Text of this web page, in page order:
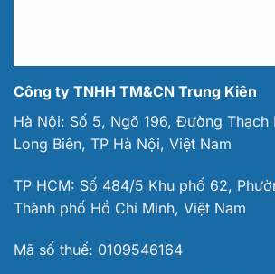
Công ty TNHH TM&CN Trung Kiên
Hà Nội: Số 5, Ngõ 196, Đường Thạch
Long Biên, TP Hà Nội, Việt Nam
TP HCM: Số 484/5 Khu phố 62,
Thành phố Hồ Chí Minh, Việt Nam
Mã số thuế: 0109546164